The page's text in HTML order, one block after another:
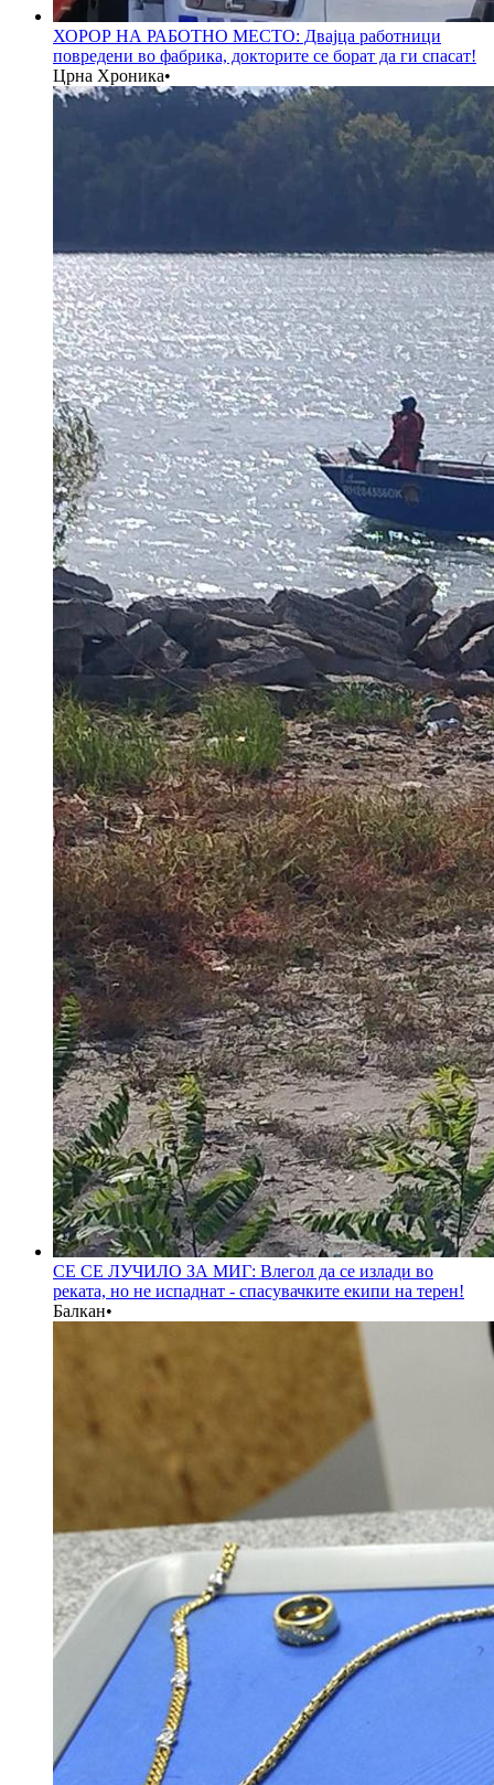
ХОРОР НА РАБОТНО МЕСТО: Двајца работници
повредени во фабрика, докторите се борат да ги спасат!
Црна Хроника•
СЕ СЕ ЛУЧИЛО ЗА МИГ: Влегол да се излади во
реката, но не испаднат - спасувачките екипи на терен!
Балкан•